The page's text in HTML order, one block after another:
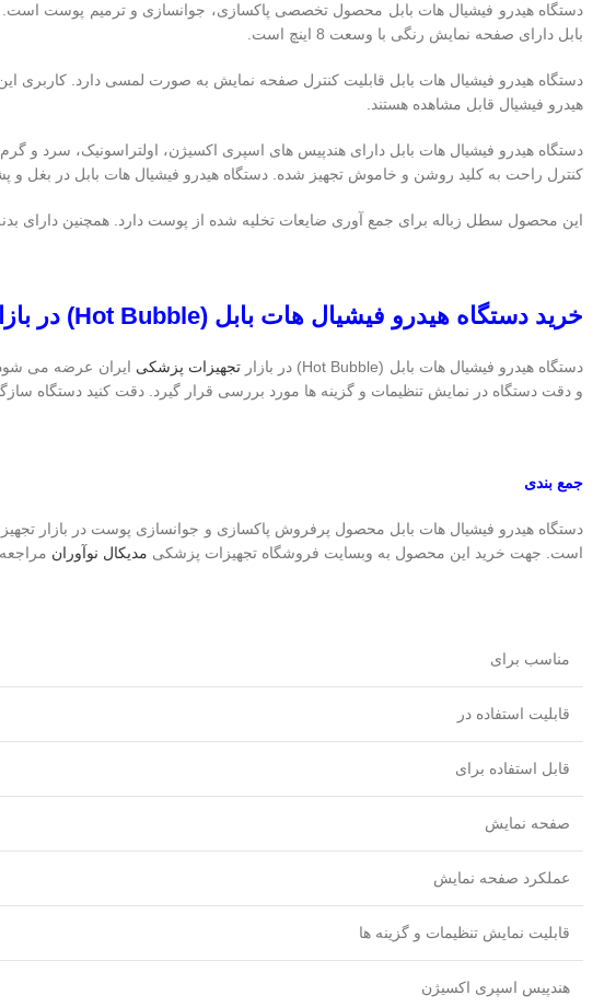
دستگاه هیدرو فیشیال هات بابل محصول تخصصی پاکسازی، جوانسازی و ترمیم پوست است.
بابل دارای صفحه نمایش رنگی با وسعت 8 اینچ است.
دستگاه هیدرو فیشیال هات بابل قابلیت کنترل صفحه نمایش به صورت لمسی دارد. کاربری
هیدرو فیشیال قابل مشاهده هستند.
کنترل راحت به کلید روشن و خاموش تجهیز شده. دستگاه هیدرو فیشیال هات بابل در بغل و پشت دارای
این محصول سطل زباله برای جمع آوری ضایعات تخلیه شده از پوست دارد. همچنین دارای
خرید دستگاه هیدرو فیشیال هات بابل (Hot Bubble) در
دستگاه هیدرو فیشیال هات بابل (Hot Bubble) در بازار تجهیزات پزشکی ایران عرضه می
و دقت دستگاه در نمایش تنظیمات و گزینه ها مورد بررسی قرار گیرد. دقت کنید دستگاه سازگار با هر 7
جمع بندی
دستگاه هیدرو فیشیال هات بابل محصول پرفروش پاکسازی و جوانسازی پوست در بازار
است. جهت خرید این محصول به وبسایت فروشگاه تجهیزات پزشکی مدیکال نوآوران مراجعه
مناسب برای
قابلیت استفاده در
قابل استفاده برای
صفحه نمایش
عملکرد صفحه نمایش
قابلیت نمایش تنظیمات و گزینه ها
هندپیس اسپری اکسیژن